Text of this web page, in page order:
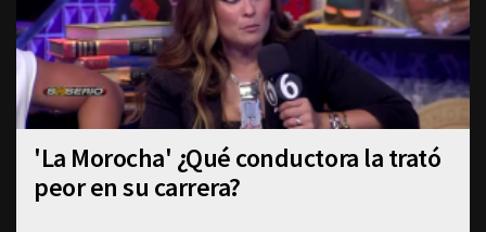
'La Morocha' ¿Qué conductora la trató
peor en su carrera?